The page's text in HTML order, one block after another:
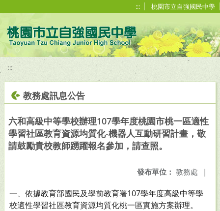
::: 桃園市立自強國民中學
:::
教務處訊息公告
六和高級中等學校辦理107學年度桃園市桃一區適性
學習社區教育資源均質化-機器人互動研習計畫，敬
請鼓勵貴校教師踴躍報名參加，請查照。
發布單位： 教務處 |
一、依據教育部國民及學前教育署107學年度高級中等學
校適性學習社區教育資源均質化桃一區實施方案辦理。